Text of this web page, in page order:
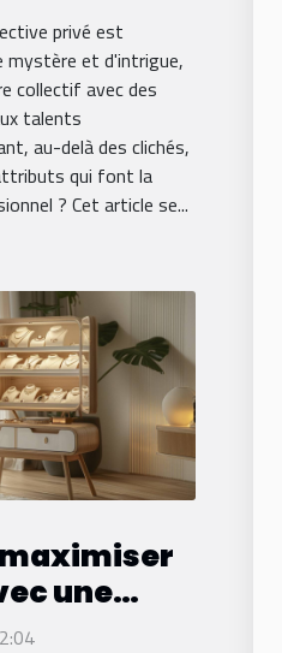
privé est
mystère et d'intrigue,
collectif avec des
talents
au-delà des clichés,
qui font la
? Cet article se...
une
sur